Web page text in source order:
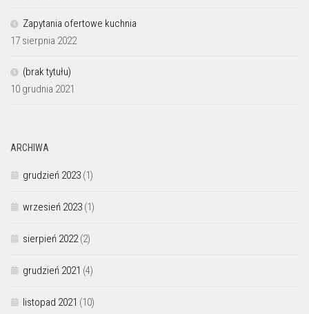
Zapytania ofertowe kuchnia
17 sierpnia 2022
(brak tytułu)
10 grudnia 2021
ARCHIWA
grudzień 2023 (1)
wrzesień 2023 (1)
sierpień 2022(2)
grudzień 2021 (4)
listopad 2021 (10)